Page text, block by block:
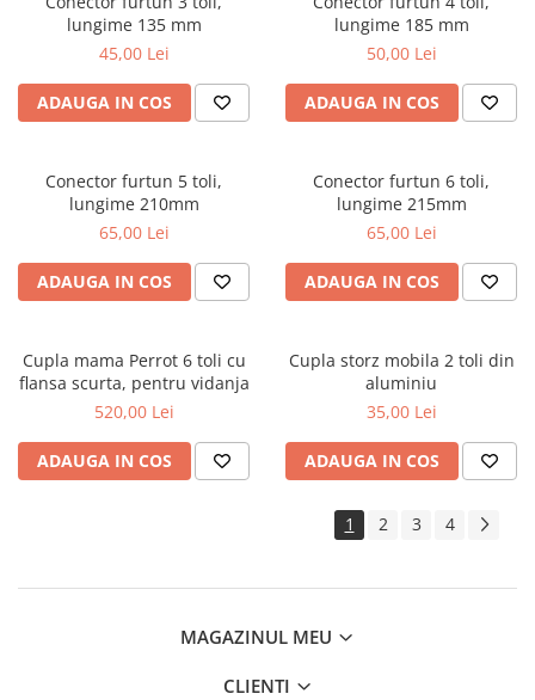
lungime 135 mm
45,00 Lei
ADAUGA IN COS
lungime 185 mm
50,00 Lei
ADAUGA IN COS
Conector furtun 5 toli,
lungime 210mm
65,00 Lei
ADAUGA IN COS
Conector furtun 6 toli,
lungime 215mm
65,00 Lei
ADAUGA IN COS
Cupla mama Perrot 6 toli cu
flansa scurta, pentru vidanja
520,00 Lei
ADAUGA IN COS
Cupla storz mobila 2 toli din
aluminiu
35,00 Lei
ADAUGA IN COS
1 2 3 4
MAGAZINUL MEU
CLIENTI